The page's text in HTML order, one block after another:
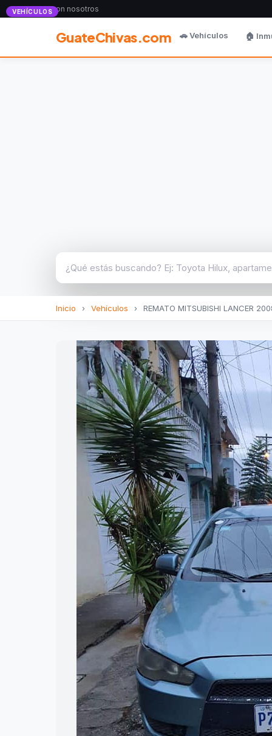
Anunciate con nosotros
GuateChivas.com 🚗 Vehículos 🏠
Inicio › Vehículos › REMATO MITSUBISHI LANCER
VEHÍCULOS